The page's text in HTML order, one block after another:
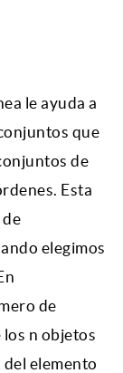
le ayuda a
que
de
Esta
elegimos
de
n objetos
elemento